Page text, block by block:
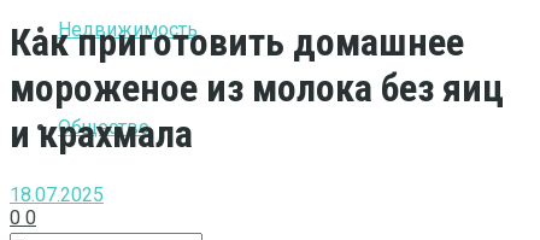
Недвижимость
Общество
Как приготовить домашнее
мороженое из молока без яиц
и крахмала
18.07.2025
0 0